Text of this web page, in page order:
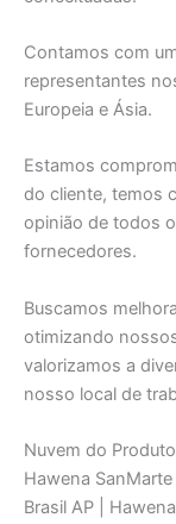
Contamos com
representantes
Europeia e Ásia.
Estamos
do cliente, temos
opinião de todos
fornecedores.
Buscamos
otimizando
valorizamos a
nosso local de
Nuvem do
Hawena
Brasil AP |